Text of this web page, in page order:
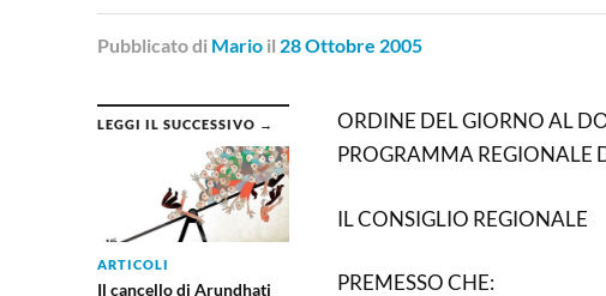
Pubblicatodi Mario il 28 Ottobre 2005
LEGGI IL SUCCESSIVO →
ARTICOLI
Il cancello di Arundhati
ORDINE DEL GIORNO AL
PROGRAMMA REGIONALE
IL CONSIGLIO REGIONALE
PREMESSO CHE: